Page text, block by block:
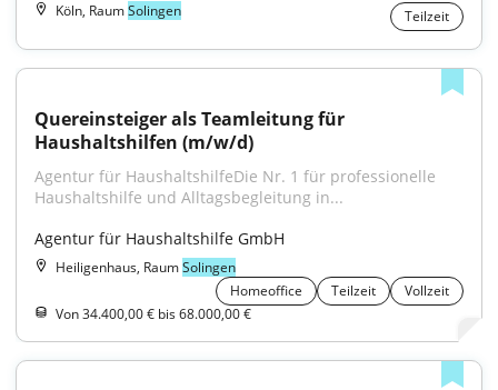
Köln, RaumSolingen Teilzeit
Quereinsteiger als Teamleitung für
Haushaltshilfen (m/w/d)
Agentur für HaushaltshilfeDie Nr. 1 für professionelle
Haushaltshilfe und Alltagsbegleitung in...
Agentur für Haushaltshilfe GmbH
Heiligenhaus, RaumSolingen
Homeoffice
Teilzeit
Vollzeit
Von 34.400,00 € bis 68.000,00 €